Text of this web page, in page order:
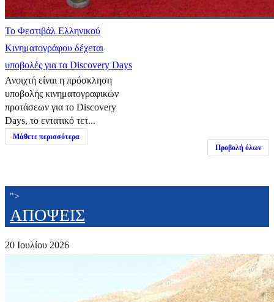
Το Φεστιβάλ Ελληνικού
Κινηματογράφου δέχεται
υποβολές για τα Discovery Days
Ανοιχτή είναι η πρόσκληση
υποβολής κινηματογραφικών
προτάσεων για το Discovery
Days, το εντατικό τετ...
Μάθετε περισσότερα
Προβολή όλων
">
ΑΠΟΨΕΙΣ
20 Ιουλίου 2026